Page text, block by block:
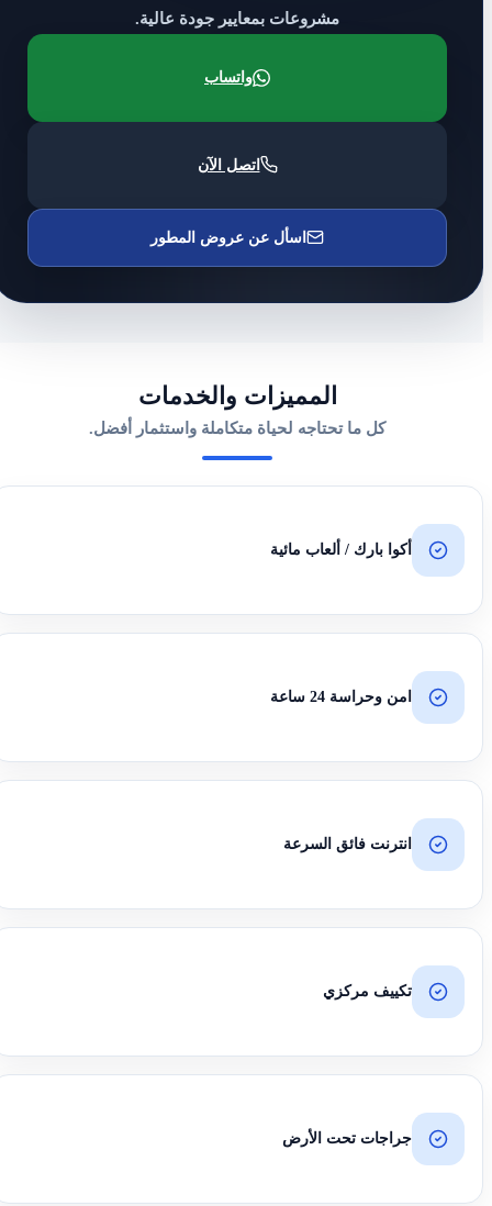
مشروعات بمعايير جودة عالية.
واتساب
اتصل الآن
اسأل عن عروض المطور
المميزات والخدمات
كل ما تحتاجه لحياة متكاملة واستثمار أفضل.
أكوا بارك / ألعاب مائية
امن وحراسة 24 ساعة
انترنت فائق السرعة
تكييف مركزي
جراجات تحت الأرض